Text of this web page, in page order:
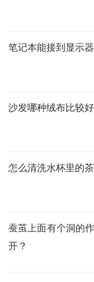
笔记本能接到显示
沙发哪种绒布比较
怎么清洗水杯里的
蚕茧上面有个洞的
开？